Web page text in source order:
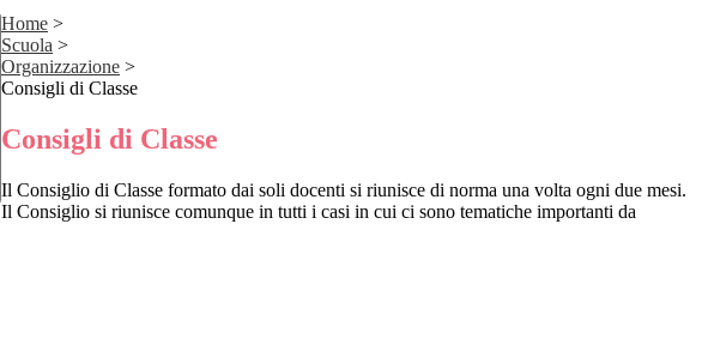
Home >
Scuola >
Organizzazione >
Consigli di Classe
Consigli di Classe
Il Consiglio di Classe formato dai soli docenti si riunisce di norma una volta ogni due mesi.
Il Consiglio si riunisce comunque in tutti i casi in cui ci sono tematiche importanti da